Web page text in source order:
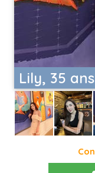
Lily, 35 ans